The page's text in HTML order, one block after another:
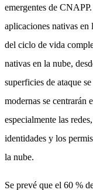
emergentes de
aplicaciones nativas en
del ciclo de vida
nativas en la nube,
superficies de ataque
modernas se centrarán
especialmente las
identidades y los
la nube.
Se prevé que el 60 %